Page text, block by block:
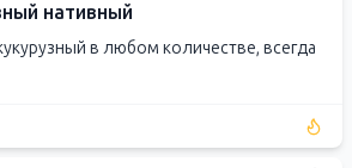
нативный
в любом количестве, всегда